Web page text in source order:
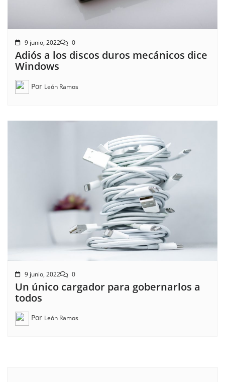
9 junio, 2022 0
Adiós a los discos duros mecánicos dice
Windows
Por León Ramos
9 junio, 2022 0
Un único cargador para gobernarlos a
todos
Por León Ramos